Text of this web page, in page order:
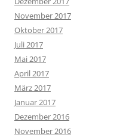
November 2017
Oktober 2017
Juli 2017
Mai 2017
April 2017
März 2017
Januar 2017
Dezember 2016
November 2016